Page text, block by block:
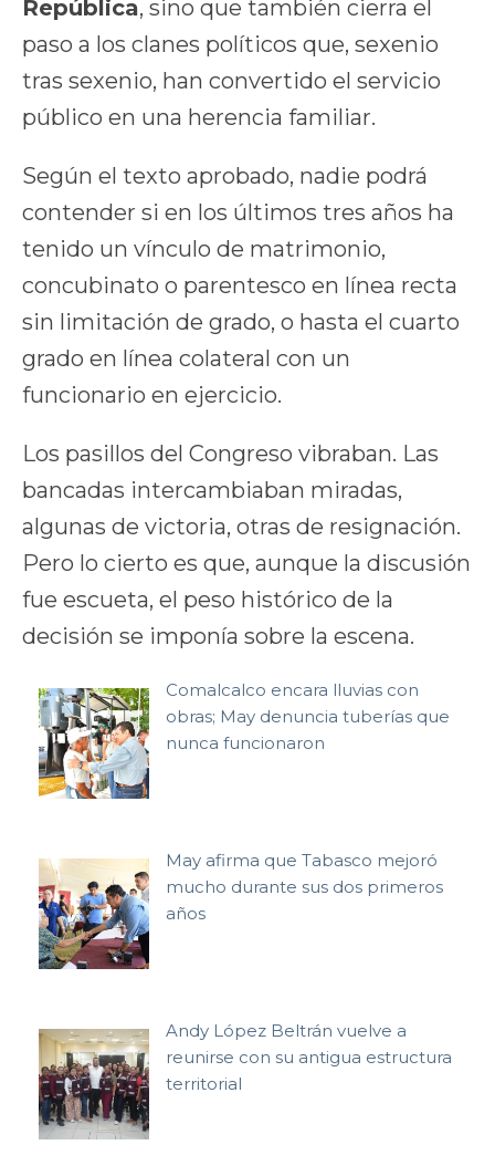
República, sino que también cierra el
paso a los clanes políticos que, sexenio
tras sexenio, han convertido el servicio
público en una herencia familiar.
Según el texto aprobado, nadie podrá
contender si en los últimos tres años ha
tenido un vínculo de matrimonio,
concubinato o parentesco en línea recta
sin limitación de grado, o hasta el cuarto
grado en línea colateral con un
funcionario en ejercicio.
Los pasillos del Congreso vibraban. Las
bancadas intercambiaban miradas,
algunas de victoria, otras de resignación.
Pero lo cierto es que, aunque la discusión
fue escueta, el peso histórico de la
decisión se imponía sobre la escena.
Comalcalco encara lluvias con
obras; May denuncia tuberías que
nunca funcionaron
May afirma que Tabasco mejoró
mucho durante sus dos primeros
años
Andy López Beltrán vuelve a
reunirse con su antigua estructura
territorial